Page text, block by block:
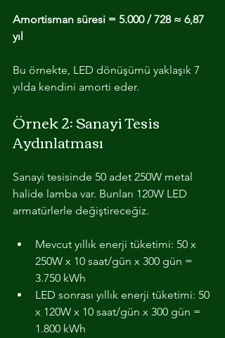
Amortisman süresi = 5.000 / 728 ≈ 6,87
yıl
Bu örnekte, LED dönüşümü yaklaşık 7
yılda kendini amorti eder.
Örnek 2: Sanayi Tesis
Aydınlatması
Sanayi tesisinde 50 adet 250W metal
halide lamba var. Bunları 120W LED
armatürlerle değiştireceğiz.
Mevcut yıllık enerji tüketimi: 50 x
250W x 10 saat/gün x 300 gün =
3.750 kWh
LED sonrası yıllık enerji tüketimi: 50
x 120W x 10 saat/gün x 300 gün =
1.800 kWh